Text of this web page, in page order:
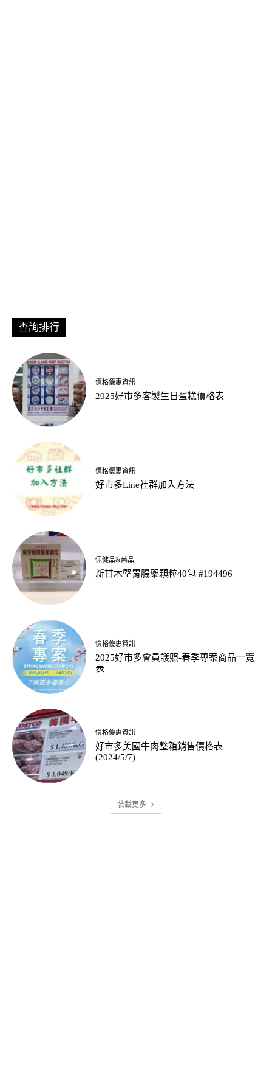
查詢排行
價格優惠資訊
2025好市多客製生日蛋糕價格表
價格優惠資訊
好市多Line社群加入方法
保健品&藥品
新甘木堅胃腸藥顆粒40包 #194496
價格優惠資訊
2025好市多會員護照-春季專案商品一覽
表
價格優惠資訊
好市多美國牛肉整箱銷售價格表
(2024/5/7)
裝載更多